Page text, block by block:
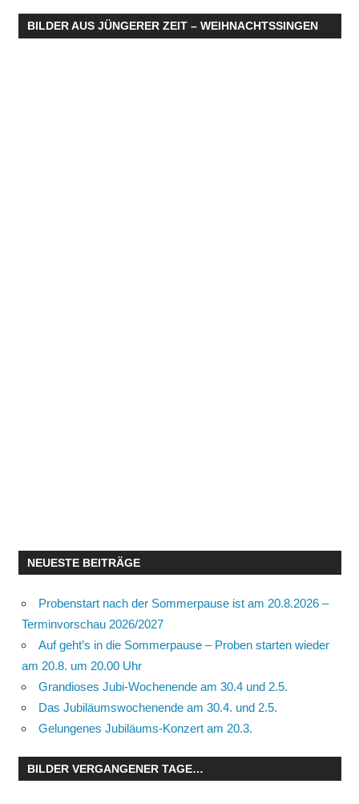
BILDER AUS JÜNGERER ZEIT – WEIHNACHTSSINGEN
NEUESTE BEITRÄGE
Probenstart nach der Sommerpause ist am 20.8.2026 –
Terminvorschau 2026/2027
Auf geht’s in die Sommerpause – Proben starten wieder
am 20.8. um 20.00 Uhr
Grandioses Jubi-Wochenende am 30.4 und 2.5.
Das Jubiläumswochenende am 30.4. und 2.5.
Gelungenes Jubiläums-Konzert am 20.3.
BILDER VERGANGENER TAGE…